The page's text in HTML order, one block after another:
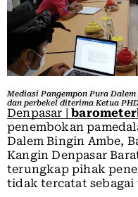
Mediasi Pangempon Pura
dan perbekel diterima Ketua
Denpasar |
penembokan
Dalem Bingin Ambe,
Kangin Denpasar
terungkap pihak
tidak tercatat sebagai